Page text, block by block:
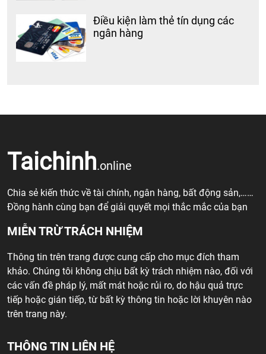
Điều kiện làm thẻ tín dụng các
ngân hàng
Taichinh.online
Chia sẻ kiến thức về tài chính, ngân hàng, bất động sản,……
Đồng hành cùng bạn để giải quyết mọi thắc mắc của bạn
MIỄN TRỪ TRÁCH NHIỆM
Thông tin trên trang được cung cấp cho mục đích tham
khảo. Chúng tôi không chịu bất kỳ trách nhiệm nào, đối với
các vấn đề pháp lý, mất mát hoặc rủi ro, do hậu quả trực
tiếp hoặc gián tiếp, từ bất kỳ thông tin hoặc lời khuyên nào
trên trang này.
THÔNG TIN LIÊN HỆ